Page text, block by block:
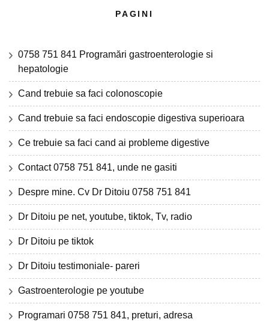
PAGINI
0758 751 841 Programări gastroenterologie si
hepatologie
Cand trebuie sa faci colonoscopie
Cand trebuie sa faci endoscopie digestiva superioara
Ce trebuie sa faci cand ai probleme digestive
Contact 0758 751 841, unde ne gasiti
Despre mine. Cv Dr Ditoiu 0758 751 841
Dr Ditoiu pe net, youtube, tiktok, Tv, radio
Dr Ditoiu pe tiktok
Dr Ditoiu testimoniale- pareri
Gastroenterologie pe youtube
Programari 0758 751 841, preturi, adresa